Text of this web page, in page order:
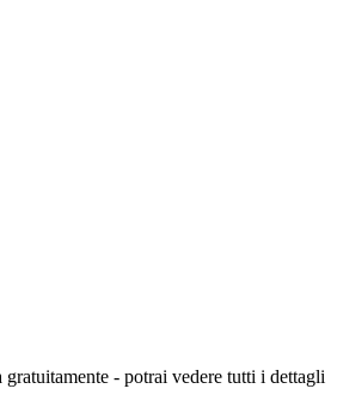
- potrai vedere tutti i dettagli